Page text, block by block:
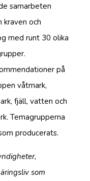
samarbeten
och
med runt 30 olika
på
våtmark,
fjäll, vatten och
Temagrupperna
producerats.
som